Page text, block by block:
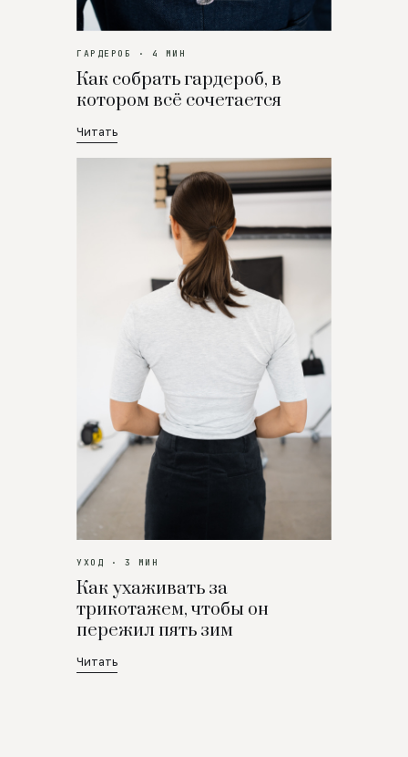
ГАРДЕРОБ · 4 МИН
Как собрать гардероб, в
котором всё сочетается
Читать
УХОД · 3 МИН
Как ухаживать за
трикотажем, чтобы он
пережил пять зим
Читать